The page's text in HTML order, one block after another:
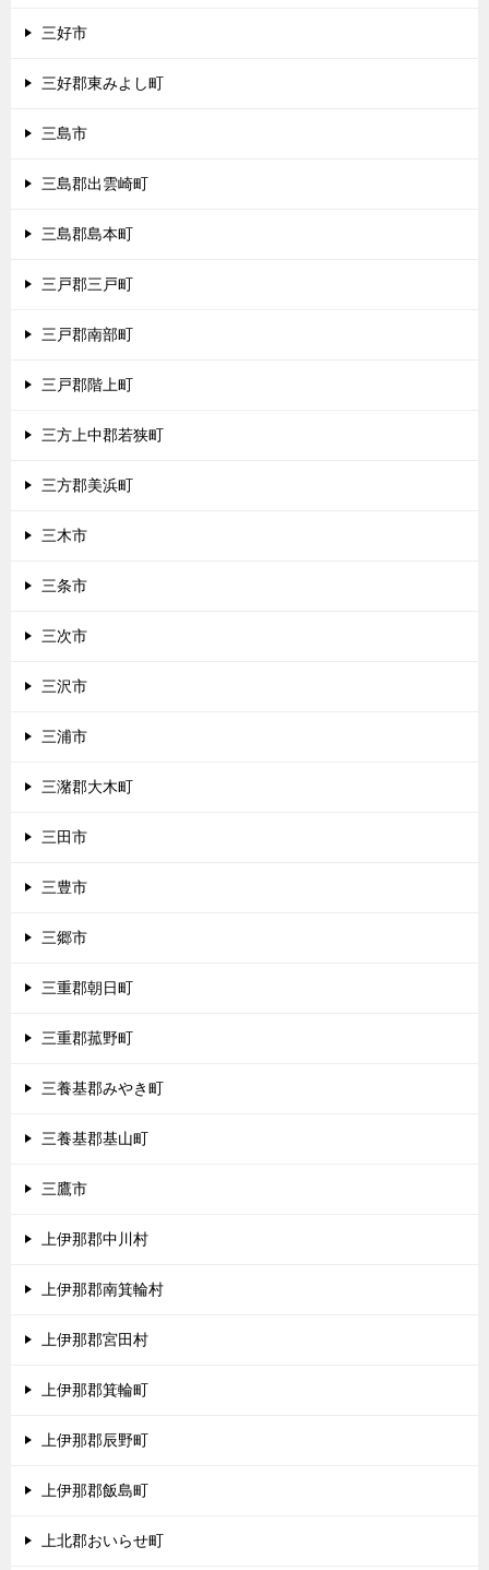
三好市
三好郡東みよし町
三島市
三島郡出雲崎町
三島郡島本町
三戸郡三戸町
三戸郡南部町
三戸郡階上町
三方上中郡若狭町
三方郡美浜町
三木市
三条市
三次市
三沢市
三浦市
三潴郡大木町
三田市
三豊市
三郷市
三重郡朝日町
三重郡菰野町
三養基郡みやき町
三養基郡基山町
三鷹市
上伊那郡中川村
上伊那郡南箕輪村
上伊那郡宮田村
上伊那郡箕輪町
上伊那郡辰野町
上伊那郡飯島町
上北郡おいらせ町